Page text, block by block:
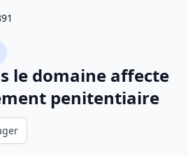
le domaine affecte
penitentiaire